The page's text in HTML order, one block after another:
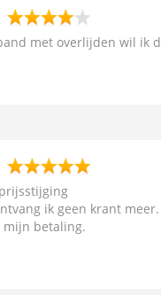
met overlijden wil ik
ik geen krant meer.
betaling.